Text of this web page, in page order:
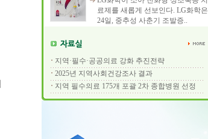
료제를 새롭게 선보인다. LG화학은
24일, 중추성 사춘기 조발증..
지역·필수·공공의료 강화 추진전략
2025년 지역사회건강조사 결과
지역 필수의료 175개 포괄 2차 종합병원 선정